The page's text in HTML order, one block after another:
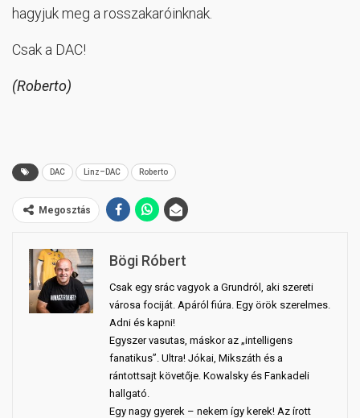
hagyjuk meg a rosszakaróinknak.
Csak a DAC!
(Roberto)
DAC Linz–DAC Roberto
Megosztás
Bögi Róbert
Csak egy srác vagyok a Grundról, aki szereti
városa fociját. Apáról fiúra. Egy örök szerelmes.
Adni és kapni!
Egyszer vasutas, máskor az „intelligens
fanatikus”. Ultra! Jókai, Mikszáth és a
rántottsajt követője. Kowalsky és Fankadeli
hallgató.
Egy nagy gyerek – nekem így kerek! Az írott